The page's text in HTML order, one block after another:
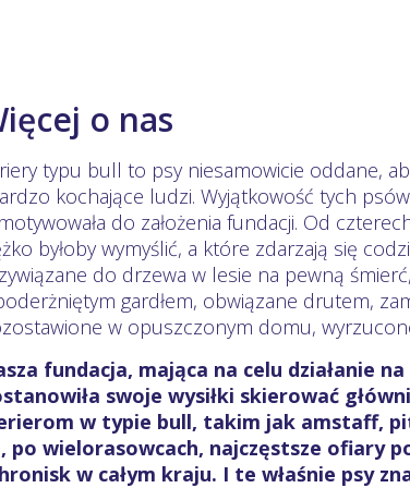
o nas
typu bull to psy niesamowicie oddane,
kochające ludzi. Wyjątkowość tych
do założenia fundacji. Od
byłoby wymyślić, a które zdarzają się
do drzewa w lesie na pewną
gardłem, obwiązane drutem,
w opuszczonym domu,
fundacja, mająca na celu działanie
swoje wysiłki skierować
w typie bull, takim jak amstaff,
po wielorasowcach, najczęstsze ofiary
w całym kraju. I te właśnie psy